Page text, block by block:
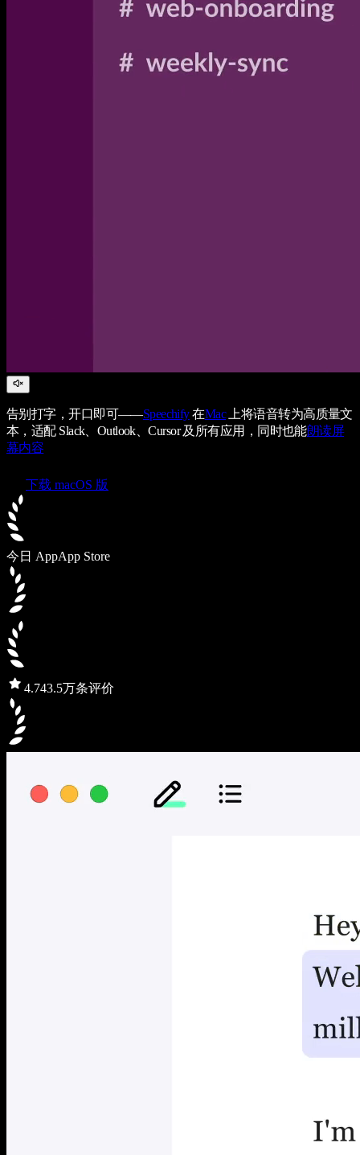
告别打字，开口即可——Speechify在Mac上将语音转为高质量文
本，适配 Slack、Outlook、Cursor 及所有应用，同时也能朗读屏
幕内容
下载 macOS 版
今日 AppApp Store
4.743.5万条评价